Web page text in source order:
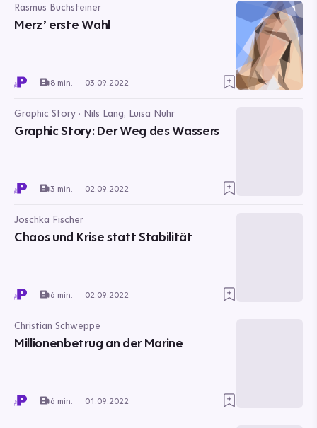
Rasmus Buchsteiner
Merz’ erste Wahl
8 min. 03.09.2022
Graphic Story · Nils Lang, Luisa Nuhr
Graphic Story: Der Weg des Wassers
3 min. 02.09.2022
Joschka Fischer
Chaos und Krise statt Stabilität
6 min. 02.09.2022
Christian Schweppe
Millionenbetrug an der Marine
6 min. 01.09.2022